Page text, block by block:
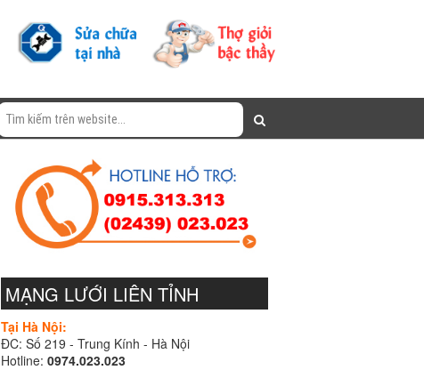
MẠNG LƯỚI LIÊN TỈNH
Tại Hà Nội:
ĐC: Số 219 - Trung Kính - Hà Nội
Hotline: 0974.023.023